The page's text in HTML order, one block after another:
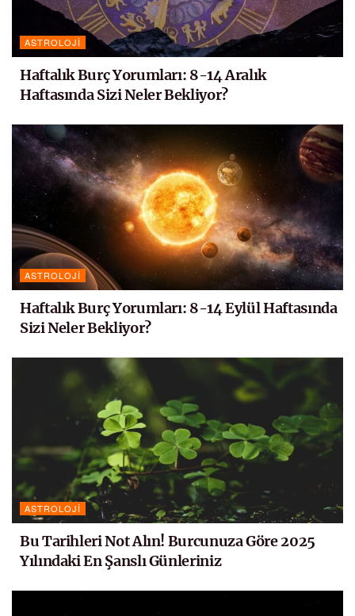
ASTROLOJI
Haftalık Burç Yorumları: 8-14 Aralık
Haftasında Sizi Neler Bekliyor?
ASTROLOJI
Haftalık Burç Yorumları: 8-14 Eylül Haftasında
Sizi Neler Bekliyor?
ASTROLOJI
Bu Tarihleri Not Alın! Burcunuza Göre 2025
Yılındaki En Şanslı Günleriniz